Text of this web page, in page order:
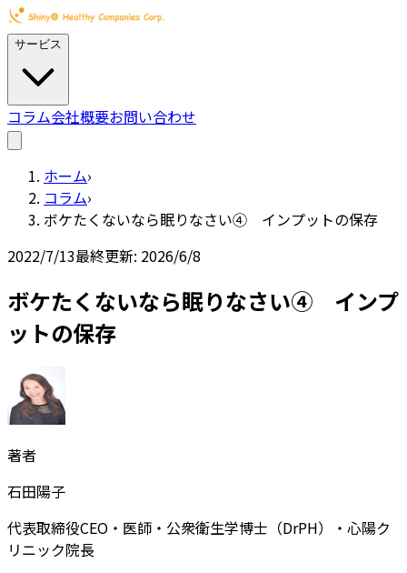
サービス
コラム会社概要お問い合わせ
ホーム›
コラム›
ボケたくないなら眠りなさい④ インプットの保存
2022/7/13最終更新: 2026/6/8
ボケたくないなら眠りなさい④ インプ
ットの保存
著者
石田陽子
代表取締役CEO・医師・公衆衛生学博士（DrPH）・心陽ク
リニック院長